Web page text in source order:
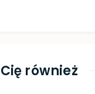
również